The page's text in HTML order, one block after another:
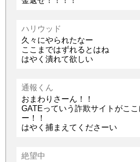
ハリウッド
久々にやられたなー
ここまではずれるとはね
はやく潰れて欲しい
通報くん
おまわりさーん！！
GATEっていう詐欺サイトがここ
ー！！
はやく捕まえてくださーい
絶望中